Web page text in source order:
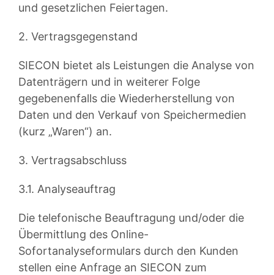
und gesetzlichen Feiertagen.
2. Vertragsgegenstand
SIECON bietet als Leistungen die Analyse von
Datenträgern und in weiterer Folge
gegebenenfalls die Wiederherstellung von
Daten und den Verkauf von Speichermedien
(kurz „Waren“) an.
3. Vertragsabschluss
3.1. Analyseauftrag
Die telefonische Beauftragung und/oder die
Übermittlung des Online-
Sofortanalyseformulars durch den Kunden
stellen eine Anfrage an SIECON zum